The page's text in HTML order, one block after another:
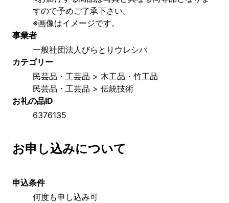
すので予めご了承下さい。
※画像はイメージです。
事業者
一般社団法人びらとりウレシパ
カテゴリー
民芸品・工芸品 > 木工品・竹工品
民芸品・工芸品 > 伝統技術
お礼の品ID
6376135
お申し込みについて
申込条件
何度も申し込み可